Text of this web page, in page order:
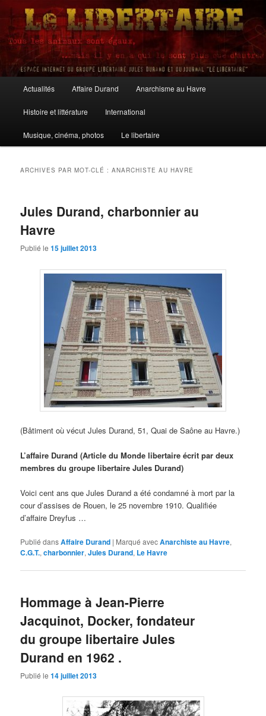
Aller
contenu
principal
Aller
contenu
secondaire
Le Libertaire
principal
Actualités Affaire Durand Anarchisme au Havre
Histoire et littérature International
Musique, cinéma, photos Le libertaire
ARCHIVES PAR MOT-CLÉ :ANARCHISTE AU HAVRE
Jules Durand, charbonnier au
Havre
Publié le15 juillet 2013
(Bâtiment où vécut Jules Durand, 51, Quai de Saône au Havre.)
L’affaire Durand (Article du Monde libertaire écrit par deux
membres du groupe libertaire Jules Durand)
Voici cent ans que Jules Durand a été condamné à mort par la
cour d’assises de Rouen, le 25 novembre 1910. Qualifiée
d’affaire Dreyfus …
Publié dansAffaire Durand | Marqué avecAnarchiste au Havre,
C.G.T.,charbonnier,Jules Durand, Le Havre
Hommage à Jean-Pierre
Jacquinot, Docker, fondateur
du groupe libertaire Jules
Durand en 1962 .
Publié le14 juillet 2013